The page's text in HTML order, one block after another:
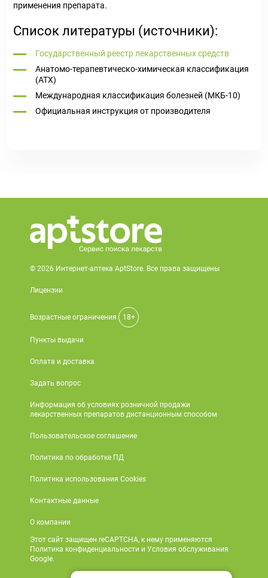
применения препарата.
Список литературы (источники):
Государственный реестр лекарственных средств
Анатомо-терапевтическо-химическая классификация
(ATX)
Международная классификация болезней (МКБ-10)
Официальная инструкция от производителя
© 2026 Интернет-аптека AptStore. Все права защищены
Лицензии
Возрастные ограничения 18+
Пункты выдачи
Оплата и доставка
Задать вопрос
Информация об условиях розничной продажи
лекарственных препаратов дистанционным способом
Пользовательское соглашение
Политика по обработке ПД
Политика использования Cookies
Контактные данные
О компании
Этот сайт защищен reCAPTCHA, к нему применяются
Политика конфиденциальности и Условия обслуживания
Google.